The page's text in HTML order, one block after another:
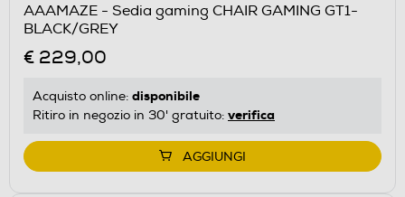
AAAMAZE - Sedia gaming CHAIR GAMING GT1-
BLACK/GREY
€ 229,00
Acquisto online: disponibile
Ritiro in negozio in 30' gratuito: verifica
AGGIUNGI